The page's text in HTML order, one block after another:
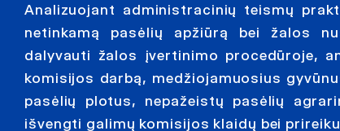
Analizuojant administracinių teismų
netinkamą pasėlių apžiūrą bei žalos
dalyvauti žalos įvertinimo procedūroje,
komisijos darbą, medžiojamuosius
pasėlių plotus, nepažeistų pasėlių
išvengti galimų komisijos klaidų bei